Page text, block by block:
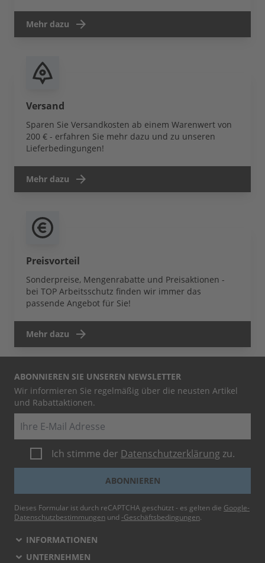
Mehr dazu
Versand
Sparen Sie Versandkosten ab einem Warenwert von
200 € - erfahren Sie mehr dazu und zu unseren
Lieferbedingungen!
Mehr dazu
Preisvorteil
Sonderpreise, Mengenrabatte und Preisaktionen -
bei TOP Arbeitsschutz finden wir immer das
passende Angebot für Sie!
Mehr dazu
ABONNIEREN SIE UNSEREN NEWSLETTER
Wir informieren Sie regelmäßig über die neusten Artikel
und Rabattaktionen.
Ich stimme der Datenschutzerklärung zu.
ABONNIEREN
Dieses Formular ist durch reCAPTCHA geschützt - es gelten die Google-
Datenschutzbestimmungen und -Geschäftsbedingungen.
INFORMATIONEN
UNTERNEHMEN